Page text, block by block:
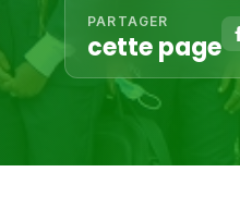
PARTAGER
cette page